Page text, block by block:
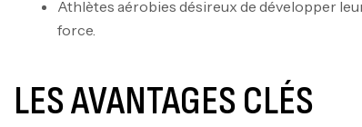
Athlètes aérobies désireux de développer
force.
LES AVANTAGES CLÉS